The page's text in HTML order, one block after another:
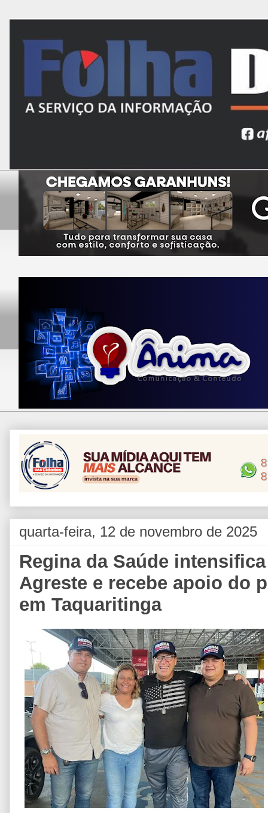
quarta-feira, 12 de novembro de 2025
Regina da Saúde
Agreste e recebe apoio do
em Taquaritinga